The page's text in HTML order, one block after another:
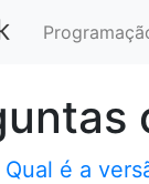
Qual é a